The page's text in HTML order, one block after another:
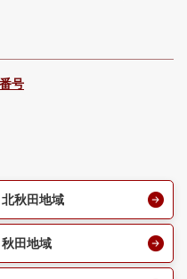
号
北秋田地域
秋田地域